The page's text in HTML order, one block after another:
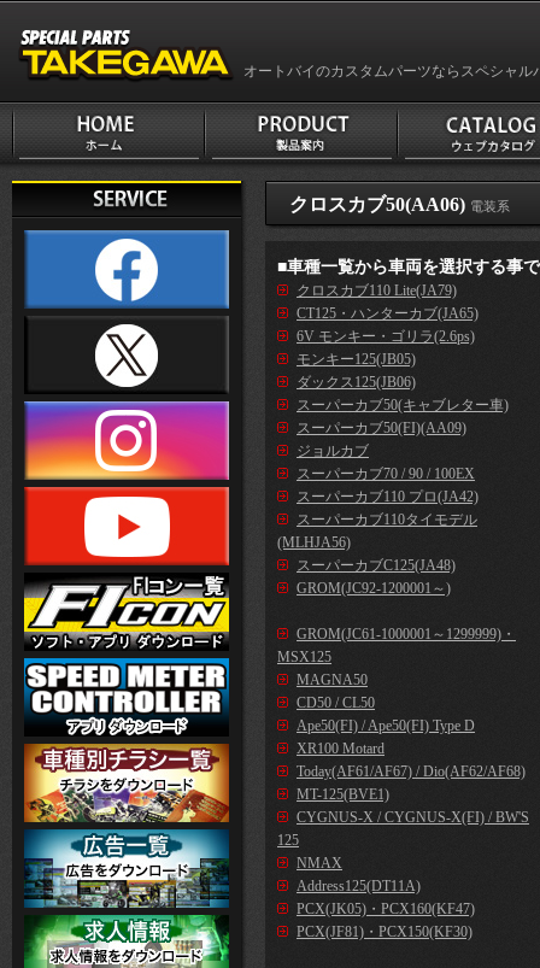
オートバイのカスタムパーツならスペシャル
クロスカブ50(AA06) 電装系
■車種一覧から車両を選択する事
クロスカブ110 Lite(JA79)
CT125・ハンターカブ(JA65)
6V モンキー・ゴリラ(2.6ps)
モンキー125(JB05)
ダックス125(JB06)
スーパーカブ50(キャブレター車)
スーパーカブ50(FI)(AA09)
ジョルカブ
スーパーカブ70 / 90 / 100EX
スーパーカブ110 プロ(JA42)
スーパーカブ110タイモデル
(MLHJA56)
スーパーカブC125(JA48)
GROM(JC92-1200001～)
GROM(JC61-1000001～1299999)・
MSX125
MAGNA50
CD50 / CL50
Ape50(FI) / Ape50(FI) Type D
XR100 Motard
Today(AF61/AF67) / Dio(AF62/AF68)
MT-125(BVE1)
CYGNUS-X / CYGNUS-X(FI) / BW'S
125
NMAX
Address125(DT11A)
PCX(JK05)・PCX160(KF47)
PCX(JF81)・PCX150(KF30)